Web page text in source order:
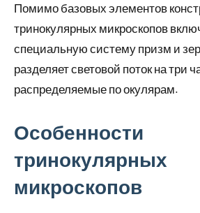
Помимо базовых элементов
тринокулярных микроскопов
специальную систему призм и
разделяет световой поток на три
распределяемые по окулярам.
Особенности
тринокулярных
микроскопов